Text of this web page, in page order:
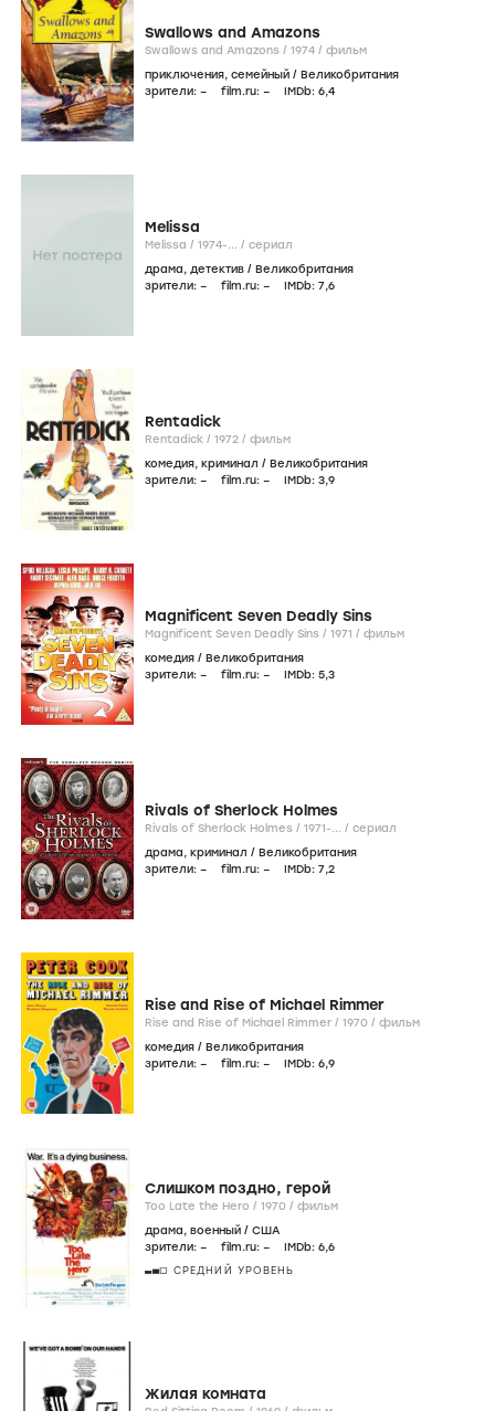
Swallows and Amazons
Swallows and Amazons / 1974 / фильм
приключения, семейный / Великобритания
зрители: – film.ru: – IMDb: 6,4
Melissa
Melissa / 1974-... / сериал
драма, детектив / Великобритания
зрители: – film.ru: – IMDb: 7,6
Rentadick
Rentadick / 1972 / фильм
комедия, криминал / Великобритания
зрители: – film.ru: – IMDb: 3,9
Magnificent Seven Deadly Sins
Magnificent Seven Deadly Sins / 1971 / фильм
комедия / Великобритания
зрители: – film.ru: – IMDb: 5,3
Rivals of Sherlock Holmes
Rivals of Sherlock Holmes / 1971-... / сериал
драма, криминал / Великобритания
зрители: – film.ru: – IMDb: 7,2
Rise and Rise of Michael Rimmer
Rise and Rise of Michael Rimmer / 1970 / фильм
комедия / Великобритания
зрители: – film.ru: – IMDb: 6,9
Слишком поздно, герой
Too Late the Hero / 1970 / фильм
драма, военный / США
зрители: – film.ru: – IMDb: 6,6
СРЕДНИЙ УРОВЕНЬ
Жилая комната